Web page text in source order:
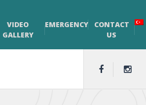
VIDEO
GALLERY
EMERGENCY
CONTACT
US